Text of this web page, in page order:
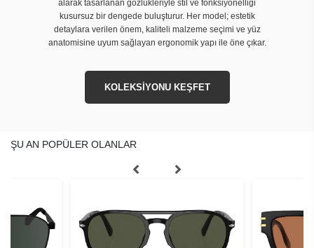
alarak tasarlanan gözlükleriyle stil ve fonksiyonelliği
kusursuz bir dengede buluşturur. Her model; estetik
detaylara verilen önem, kaliteli malzeme seçimi ve yüz
anatomisine uyum sağlayan ergonomik yapı ile öne çıkar.
KOLEKSİYONU KEŞFET
ŞU AN POPÜLER OLANLAR